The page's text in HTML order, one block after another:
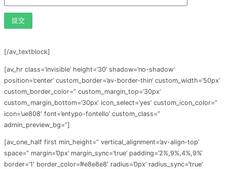
[/av_textblock]
[av_hr class=’invisible’ height=’30’ shadow=’no-shadow’
position=’center’ custom_border=’av-border-thin’ custom_width=’50px’
custom_border_color=” custom_margin_top=’30px’
custom_margin_bottom=’30px’ icon_select=’yes’ custom_icon_color=”
icon=’ue808′ font=’entypo-fontello’ custom_class=”
admin_preview_bg=”]
[av_one_half first min_height=” vertical_alignment=’av-align-top’
space=” margin=’0px’ margin_sync=’true’ padding=’2%,9%,4%,9%’
border=’1′ border_color=’#e8e8e8′ radius=’0px’ radius_sync=’true’